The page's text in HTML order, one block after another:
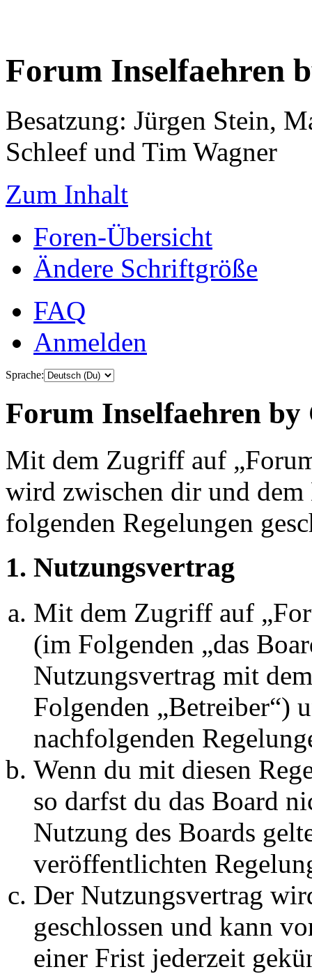
Forum Inselfaehren
Besatzung: Jürgen Stein,
Schleef und Tim Wagner
Zum Inhalt
Foren-Übersicht
Ändere Schriftgröße
FAQ
Anmelden
Sprache:
Forum Inselfaehren
Mit dem Zugriff auf
wird zwischen dir und
folgenden Regelungen
1. Nutzungsvertrag
Mit dem Zugriff auf
(im Folgenden „das
Nutzungsvertrag mit
Folgenden „Betreiber“)
nachfolgenden
Wenn du mit diesen
so darfst du das Board
Nutzung des Boards
veröffentlichten
Der Nutzungsvertrag
geschlossen und kann
einer Frist jederzeit